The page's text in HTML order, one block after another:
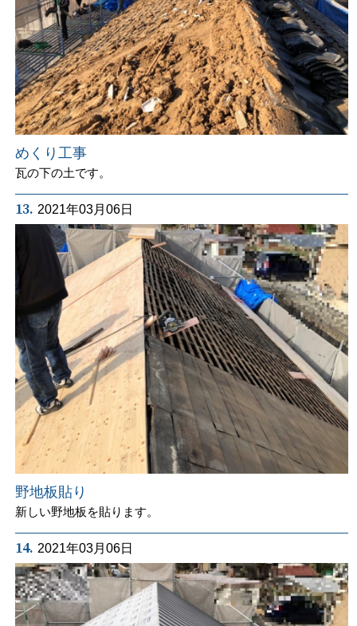
めくり工事
瓦の下の土です。
13. 2021年03月06日
野地板貼り
新しい野地板を貼ります。
14. 2021年03月06日